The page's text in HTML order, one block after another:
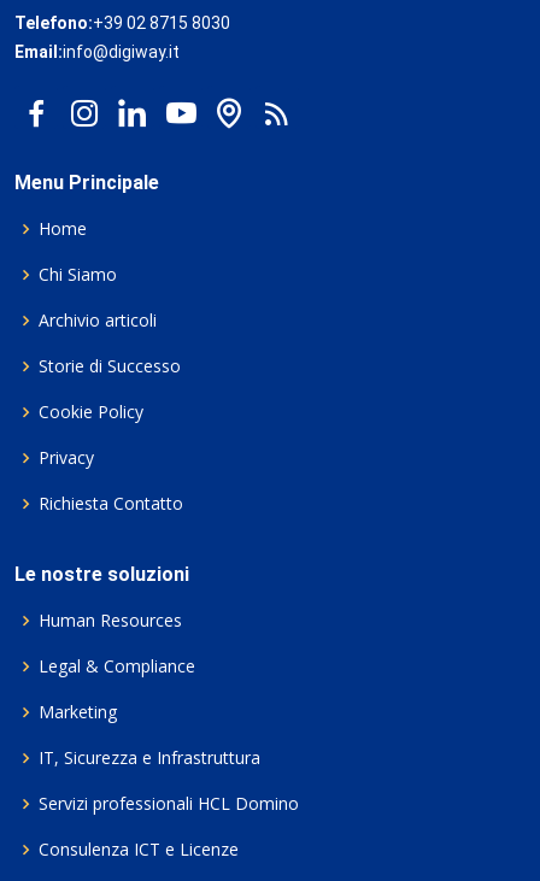
Telefono:+39 02 8715 8030
Email:info@digiway.it
Menu Principale
Home
Chi Siamo
Archivio articoli
Storie di Successo
Cookie Policy
Privacy
Richiesta Contatto
Le nostre soluzioni
Human Resources
Legal & Compliance
Marketing
IT, Sicurezza e Infrastruttura
Servizi professionali HCL Domino
Consulenza ICT e Licenze